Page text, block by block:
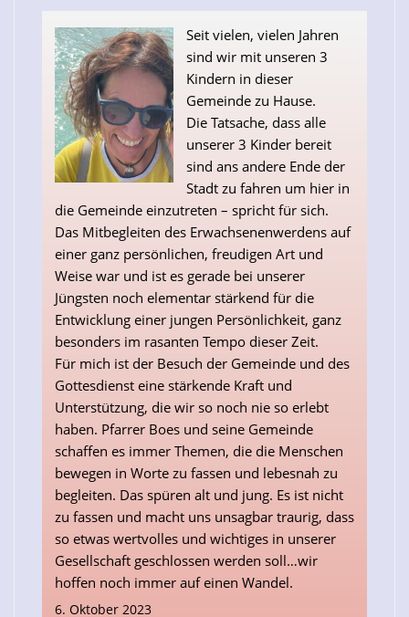
Seit vielen, vielen Jahren
sind wir mit unseren 3
Kindern in dieser
Gemeinde zu Hause.
Die Tatsache, dass alle
unserer 3 Kinder bereit
sind ans andere Ende der
Stadt zu fahren um hier in
die Gemeinde einzutreten – spricht für sich.
Das Mitbegleiten des Erwachsenenwerdens auf
einer ganz persönlichen, freudigen Art und
Weise war und ist es gerade bei unserer
Jüngsten noch elementar stärkend für die
Entwicklung einer jungen Persönlichkeit, ganz
besonders im rasanten Tempo dieser Zeit.
Für mich ist der Besuch der Gemeinde und des
Gottesdienst eine stärkende Kraft und
Unterstützung, die wir so noch nie so erlebt
haben. Pfarrer Boes und seine Gemeinde
schaffen es immer Themen, die die Menschen
bewegen in Worte zu fassen und lebesnah zu
begleiten. Das spüren alt und jung. Es ist nicht
zu fassen und macht uns unsagbar traurig, dass
so etwas wertvolles und wichtiges in unserer
Gesellschaft geschlossen werden soll…wir
hoffen noch immer auf einen Wandel.
6. Oktober 2023